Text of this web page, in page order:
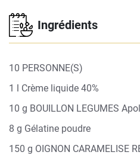
Ingrédients
10 PERSONNE(S)
1 l Crème liquide 40%
10 g BOUILLON LEGUMES
8 g Gélatine poudre
150 g OIGNON CARAMELISE